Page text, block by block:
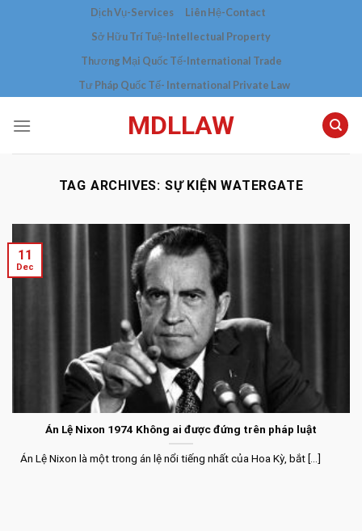
Dịch Vụ-Services
Liên Hệ-Contact
Sở Hữu Trí Tuệ-Intellectual Property
Thương Mại Quốc Tế-International Trade
Tư Pháp Quốc Tế- International Private Law
MDLLAW
TAG ARCHIVES: SỰ KIỆN WATERGATE
Án Lệ Nixon 1974 Không ai được đứng trên pháp luật
Án Lệ Nixon là một trong án lệ nổi tiếng nhất của Hoa Kỳ, bắt [...]
11
Dec